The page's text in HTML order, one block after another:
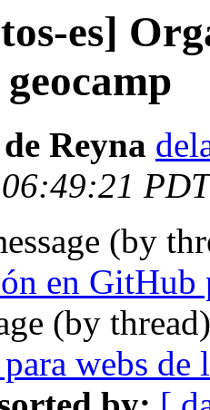
es]
Reyna
(by
en GitHub
(by
webs de